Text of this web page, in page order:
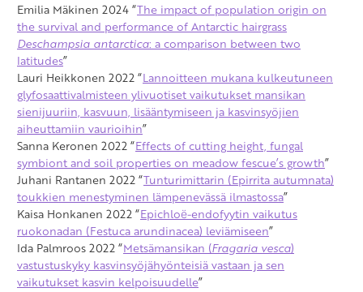
Emilia Mäkinen 2024 “The impact of population origin on
the survival and performance of Antarctic hairgrass
Deschampsia antarctica: a comparison between two
latitudes”
Lauri Heikkonen 2022 “Lannoitteen mukana kulkeutuneen
glyfosaattivalmisteen ylivuotiset vaikutukset mansikan
sienijuuriin, kasvuun, lisääntymiseen ja kasvinsyöjien
aiheuttamiin vaurioihin”
Sanna Keronen 2022 “Effects of cutting height, fungal
symbiont and soil properties on meadow fescue’s growth”
Juhani Rantanen 2022 “Tunturimittarin (Epirrita autumnata)
toukkien menestyminen lämpenevässä ilmastossa”
Kaisa Honkanen 2022 “Epichloë-endofyytin vaikutus
ruokonadan (Festuca arundinacea) leviämiseen”
Ida Palmroos 2022 “Metsämansikan (Fragaria vesca)
vastustuskyky kasvinsyöjähyönteisiä vastaan ja sen
vaikutukset kasvin kelpoisuudelle”